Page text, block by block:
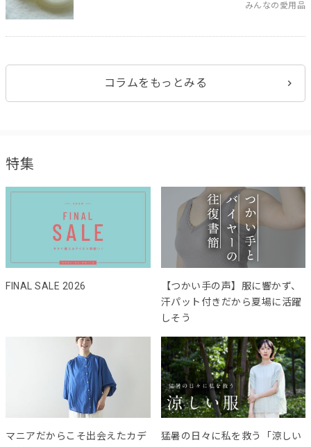
みんなの愛用品
コラムをもっとみる
特集
FINAL SALE 2026
【つかい手の声】服に響かず、
汗パット付きだから夏場に活躍
しそう
マニアだからこそ出会えたカデ
猛暑の日々に私を救う「涼しい